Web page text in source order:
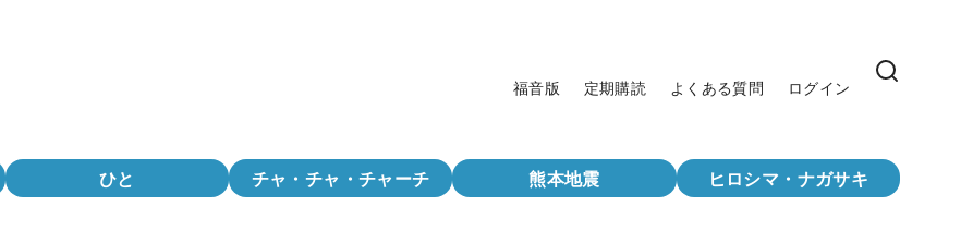
福音版 定期購読 よくある質問 ログイン
ひと チャ・チャ・チャーチ 熊本地震 ヒロシマ・ナガサキ